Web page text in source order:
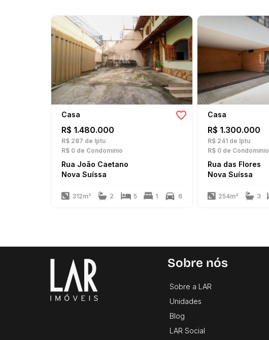
Casa
R$ 1.480.000
R$ 287 de Iptu
R$ 0 de Condomínio
Rua João Caetano
Nova Suíssa
312m² 2 5 1 6
Casa
R$ 1.300.000
R$ 241 de Iptu
R$ 0 de Condomínio
Rua das Flores
Nova Suíssa
254m² 3
Sobre nós
Sobre a LAR
Unidades
Blog
LAR Social